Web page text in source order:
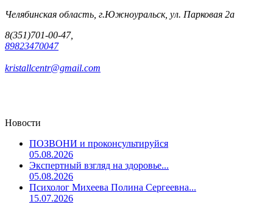
Челябинская область, г.Южноуральск, ул. Парковая 2а
8(351)701-00-47,
89823470047
kristallcentr@gmail.com
Новости
ПОЗВОНИ и проконсультируйся
05.08.2026
Экспертный взгляд на здоровье...
05.08.2026
Психолог Михеева Полина Сергеевна...
15.07.2026